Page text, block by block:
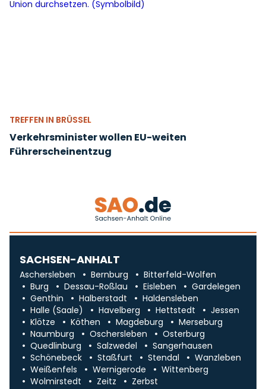
TREFFEN IN BRÜSSEL
Verkehrsminister wollen EU-weiten
Führerscheinentzug
SACHSEN-ANHALT
Aschersleben Bernburg
Bitterfeld-Wolfen
Burg
Dessau-Roßlau Eisleben
Gardelegen
Genthin
Halberstadt
Haldensleben
Halle (Saale)
Havelberg Hettstedt
Jessen
Klötze
Köthen Magdeburg
Merseburg
Naumburg
Oschersleben
Osterburg
Quedlinburg
Salzwedel
Sangerhausen
Schönebeck
Staßfurt Stendal
Wanzleben
Weißenfels
Wernigerode
Wittenberg
Wolmirstedt
Zeitz Zerbst